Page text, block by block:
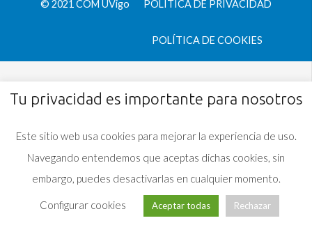
© 2021 COM UVigo POLÍTICA DE PRIVACIDAD
POLÍTICA DE COOKIES
Tu privacidad es importante para nosotros
Este sitio web usa cookies para mejorar la experiencia de uso.
Navegando entendemos que aceptas dichas cookies, sin
embargo, puedes desactivarlas en cualquier momento.
Configurar cookies Aceptar todas Rechazar